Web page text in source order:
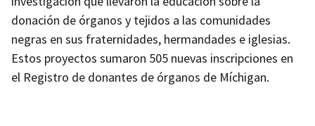
donación de órganos y tejidos a las comunidades
negras en sus fraternidades, hermandades e iglesias.
Estos proyectos sumaron 505 nuevas inscripciones en
el Registro de donantes de órganos de Míchigan.